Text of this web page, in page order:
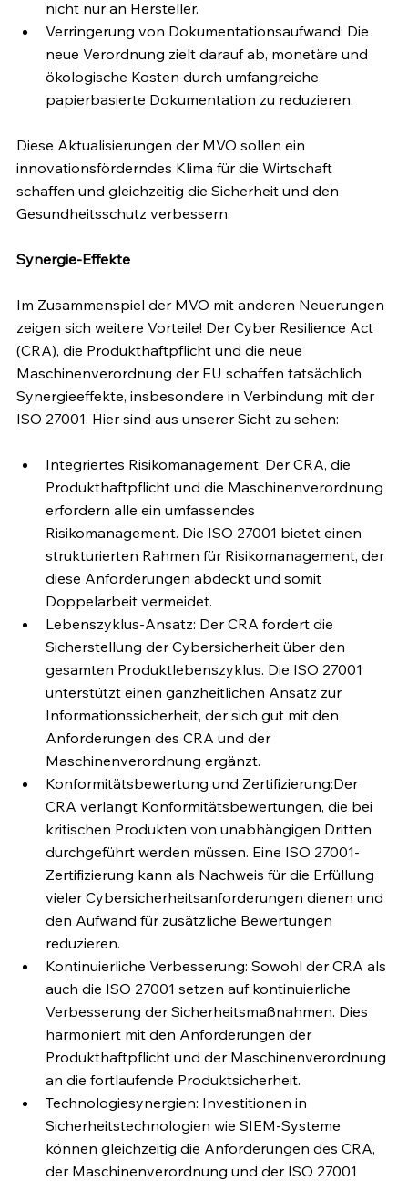
nicht nur an Hersteller.
Verringerung von Dokumentationsaufwand: Die
neue Verordnung zielt darauf ab, monetäre und
ökologische Kosten durch umfangreiche
papierbasierte Dokumentation zu reduzieren.
Diese Aktualisierungen der MVO sollen ein
innovationsförderndes Klima für die Wirtschaft
schaffen und gleichzeitig die Sicherheit und den
Gesundheitsschutz verbessern.
Synergie-Effekte
Im Zusammenspiel der MVO mit anderen Neuerungen
zeigen sich weitere Vorteile! Der Cyber Resilience Act
(CRA), die Produkthaftpflicht und die neue
Maschinenverordnung der EU schaffen tatsächlich
Synergieeffekte, insbesondere in Verbindung mit der
ISO 27001. Hier sind aus unserer Sicht zu sehen:
Integriertes Risikomanagement: Der CRA, die
Produkthaftpflicht und die Maschinenverordnung
erfordern alle ein umfassendes
Risikomanagement. Die ISO 27001 bietet einen
strukturierten Rahmen für Risikomanagement, der
diese Anforderungen abdeckt und somit
Doppelarbeit vermeidet.
Lebenszyklus-Ansatz: Der CRA fordert die
Sicherstellung der Cybersicherheit über den
gesamten Produktlebenszyklus. Die ISO 27001
unterstützt einen ganzheitlichen Ansatz zur
Informationssicherheit, der sich gut mit den
Anforderungen des CRA und der
Maschinenverordnung ergänzt.
Konformitätsbewertung und Zertifizierung:Der
CRA verlangt Konformitätsbewertungen, die bei
kritischen Produkten von unabhängigen Dritten
durchgeführt werden müssen. Eine ISO 27001-
Zertifizierung kann als Nachweis für die Erfüllung
vieler Cybersicherheitsanforderungen dienen und
den Aufwand für zusätzliche Bewertungen
reduzieren.
Kontinuierliche Verbesserung: Sowohl der CRA als
auch die ISO 27001 setzen auf kontinuierliche
Verbesserung der Sicherheitsmaßnahmen. Dies
harmoniert mit den Anforderungen der
Produkthaftpflicht und der Maschinenverordnung
an die fortlaufende Produktsicherheit.
Technologiesynergien: Investitionen in
Sicherheitstechnologien wie SIEM-Systeme
können gleichzeitig die Anforderungen des CRA,
der Maschinenverordnung und der ISO 27001